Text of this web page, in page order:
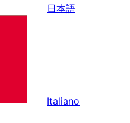
日本語
Italiano